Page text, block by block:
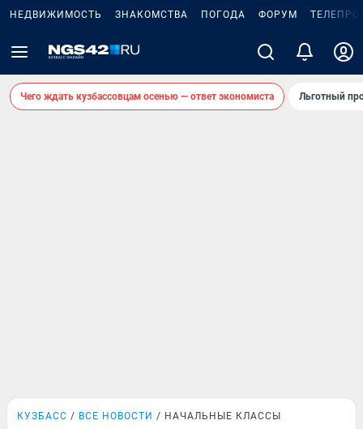
НЕДВИЖИМОСТЬ ЗНАКОМСТВА ПОГОДА ФОРУМ
Чего ждать кузбассовцам осенью — ответ экономиста Льготный
КУЗБАСС ВСЕ НОВОСТИ НАЧАЛЬНЫЕ КЛАССЫ